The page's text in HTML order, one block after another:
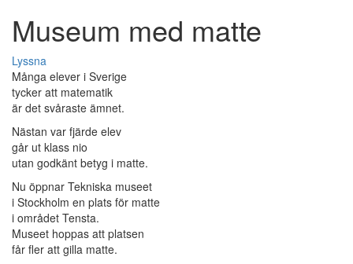
Museum med matte
Lyssna
Många elever i Sverige
tycker att matematik
är det svåraste ämnet.
Nästan var fjärde elev
går ut klass nio
utan godkänt betyg i matte.
Nu öppnar Tekniska museet
i Stockholm en plats för matte
i området Tensta.
Museet hoppas att platsen
får fler att gilla matte.